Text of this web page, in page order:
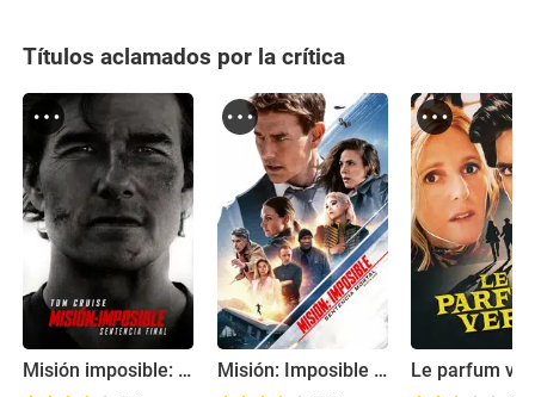
Títulos aclamados por la crítica
Misión imposible: Sentencia final Misión: Imposible - Sentencia mortal - Parte uno Le parfum